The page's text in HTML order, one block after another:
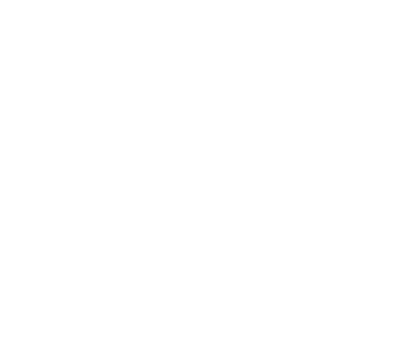
Aleshkin Remix)
свежим российским рэперам